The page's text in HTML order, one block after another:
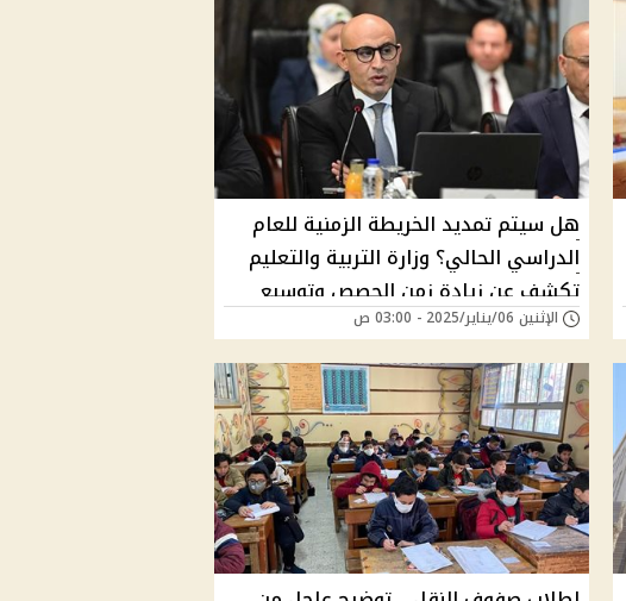
هل سيتم تمديد الخريطة الزمنية للعام
الدراسي الحالي؟ وزارة التربية والتعليم
تكشف عن زيادة زمن الحصص وتوسيع
فترة التدريس؟
الإثنين 06/يناير/2025 - 03:00 ص